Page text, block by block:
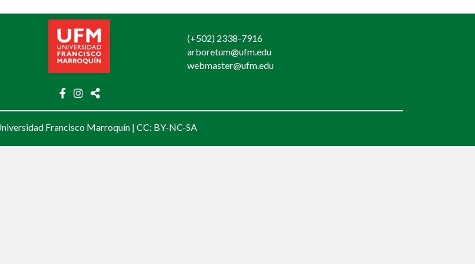
(+502) 2338-7916
arboretum@ufm.edu
webmaster@ufm.edu
Francisco Marroquín | CC: BY-NC-SA